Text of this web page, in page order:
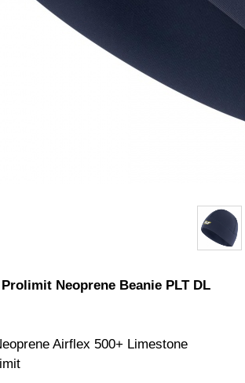
Neoprene Beanie PLT DL
Airflex 500+ Limestone